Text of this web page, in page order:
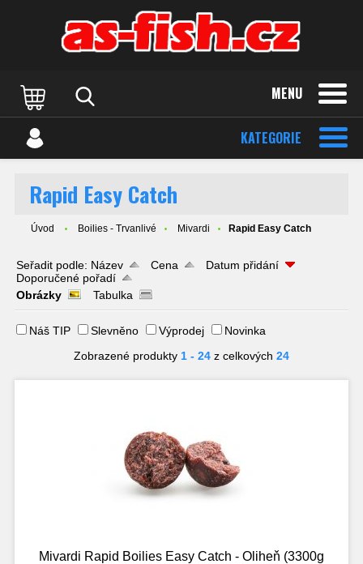
MENU
KATEGORIE
Rapid Easy Catch
Úvod Boilies - Trvanlivé Mivardi Rapid Easy Catch
Seřadit podle: Název Cena
Datum přidání
Doporučené pořadí
Obrázky
Tabulka
Náš TIP Slevněno Výprodej
Novinka
Zobrazené produkty 1 - 24 z celkových 24
Mivardi Rapid Boilies Easy Catch - Oliheň (3300g